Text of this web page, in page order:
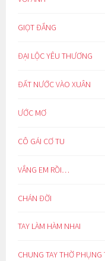
GIỌT ĐẮNG
ĐẠI LỘC YÊU THƯƠNG
ĐẤT NƯỚC VÀO XUÂN
ƯỚC MƠ
CÔ GÁI CƠ TU
VẮNG EM RỒI…
CHÁN ĐỜI
TAY LÀM HÀM NHAI
CHUNG TAY THỜ PHỤNG